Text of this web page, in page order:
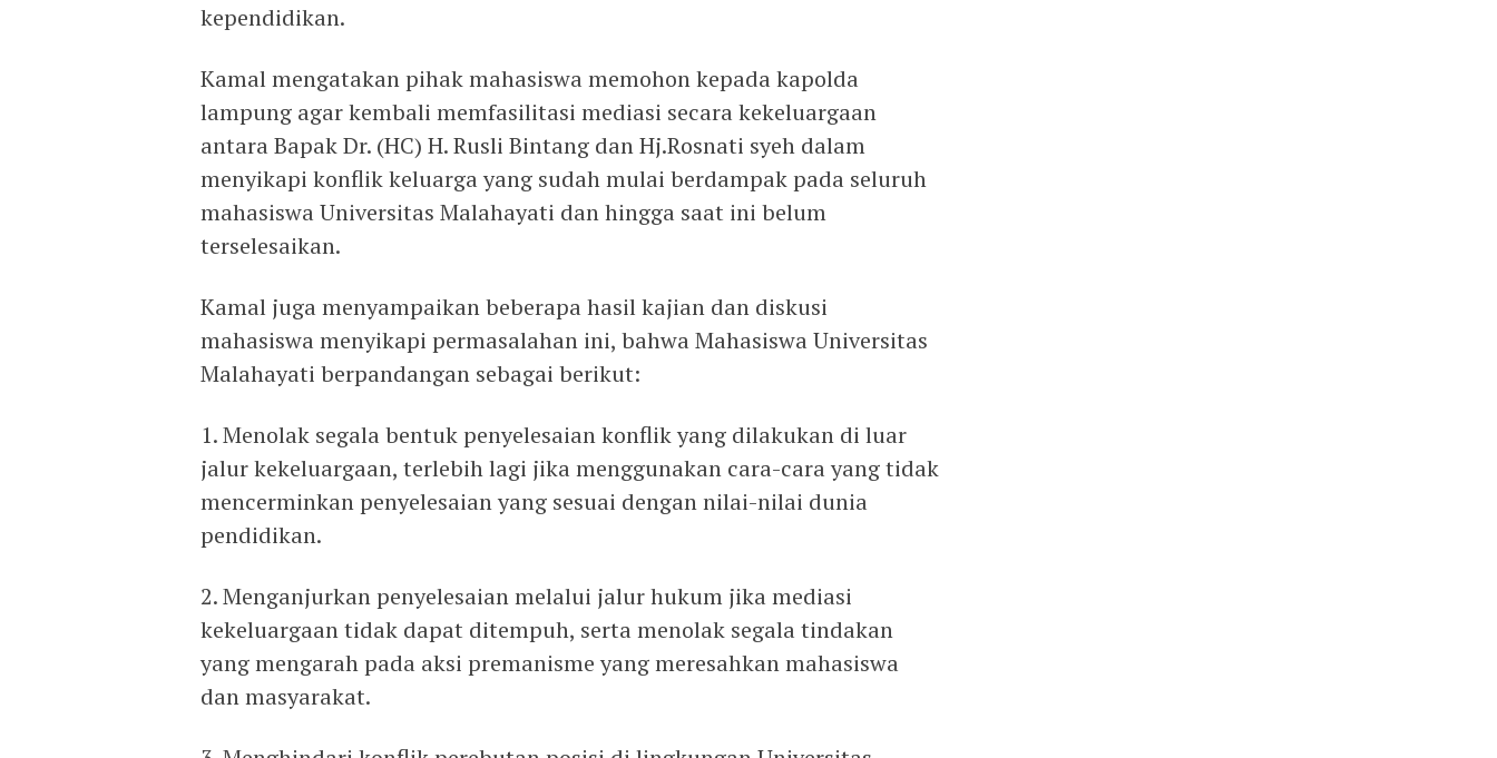
kependidikan.
Kamal mengatakan pihak mahasiswa memohon kepada kapolda
lampung agar kembali memfasilitasi mediasi secara kekeluargaan
antara Bapak Dr. (HC) H. Rusli Bintang dan Hj.Rosnati syeh dalam
menyikapi konflik keluarga yang sudah mulai berdampak pada seluruh
mahasiswa Universitas Malahayati dan hingga saat ini belum
terselesaikan.
Kamal juga menyampaikan beberapa hasil kajian dan diskusi
mahasiswa menyikapi permasalahan ini, bahwa Mahasiswa Universitas
Malahayati berpandangan sebagai berikut:
1. Menolak segala bentuk penyelesaian konflik yang dilakukan di luar
jalur kekeluargaan, terlebih lagi jika menggunakan cara-cara yang tidak
mencerminkan penyelesaian yang sesuai dengan nilai-nilai dunia
pendidikan.
2. Menganjurkan penyelesaian melalui jalur hukum jika mediasi
kekeluargaan tidak dapat ditempuh, serta menolak segala tindakan
yang mengarah pada aksi premanisme yang meresahkan mahasiswa
dan masyarakat.